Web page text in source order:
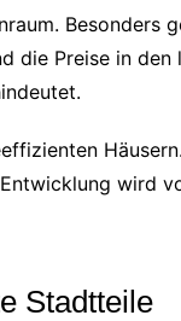
Besonders
die Preise in
wird
Stadtteile